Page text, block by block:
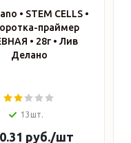
• STEM CELLS •
праймер
• 28г • Лив
Делано
13шт.
руб./шт